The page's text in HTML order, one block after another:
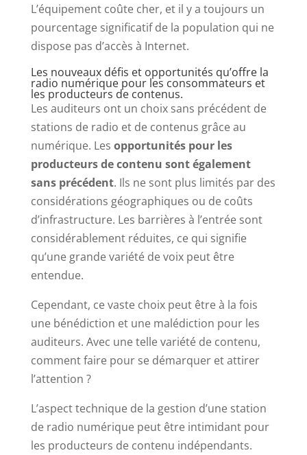
L’équipement coûte cher, et il y a toujours un
pourcentage significatif de la population qui ne
dispose pas d’accès à Internet.
Les nouveaux défis et opportunités qu’offre la
radio numérique pour les consommateurs et
les producteurs de contenus.
Les auditeurs ont un choix sans précédent de
stations de radio et de contenus grâce au
numérique. Les opportunités pour les
producteurs de contenu sont également
sans précédent. Ils ne sont plus limités par des
considérations géographiques ou de coûts
d’infrastructure. Les barrières à l’entrée sont
considérablement réduites, ce qui signifie
qu’une grande variété de voix peut être
entendue.
Cependant, ce vaste choix peut être à la fois
une bénédiction et une malédiction pour les
auditeurs. Avec une telle variété de contenu,
comment faire pour se démarquer et attirer
l’attention ?
L’aspect technique de la gestion d’une station
de radio numérique peut être intimidant pour
les producteurs de contenu indépendants.